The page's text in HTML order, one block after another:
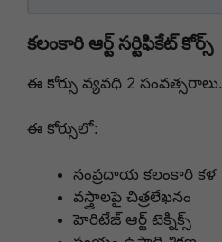
కలంకారి ఆర్ట్ సర్టిఫికేట్ కోర్స్
ఈ కోర్సు వ్యవధి 2 సంవత్సరాలు.
ఈ కోర్సులో:
సంప్రదాయ కలంకారి కళ
వస్త్రాలపై చిత్రలేఖనం
హెరిటేజ్ ఆర్ట్ టెక్నిక్స్